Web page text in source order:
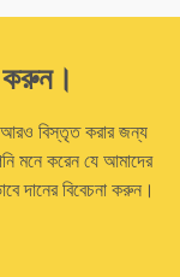
করুন।
আরও বিস্তৃত করার জন্য
মনে করেন যে আমাদের
দানের বিবেচনা করুন।